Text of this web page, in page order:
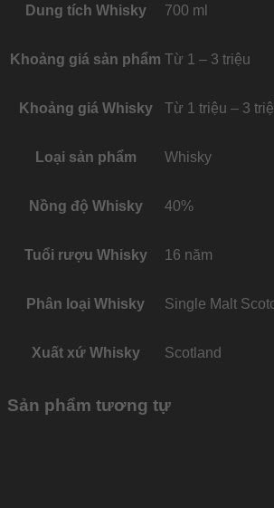
Dung tích Whisky 700 ml
Khoảng giá sản phẩm Từ 1 – 3 triệu
Khoảng giá Whisky Từ 1 triệu – 3
Loại sản phẩm Whisky
Nồng độ Whisky 40%
Tuổi rượu Whisky 16 năm
Phân loại Whisky Single Malt
Xuất xứ Whisky Scotland
Sản phẩm tương tự